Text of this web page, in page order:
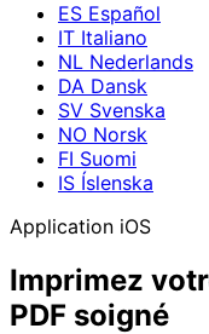
ES Español
IT Italiano
NL Nederlands
DA Dansk
SV Svenska
NO Norsk
FI Suomi
IS Íslenska
Application iOS
Imprimez
PDF soigné